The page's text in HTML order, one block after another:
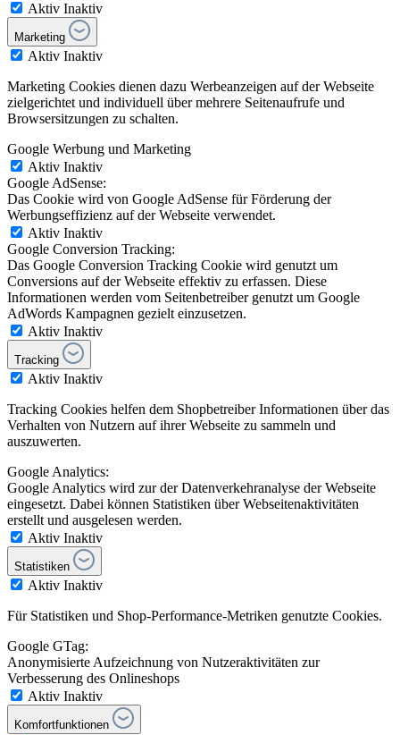
Aktiv Inaktiv
Marketing
Aktiv Inaktiv
Marketing Cookies dienen dazu Werbeanzeigen auf der Webseite
zielgerichtet und individuell über mehrere Seitenaufrufe und
Browsersitzungen zu schalten.
Google Werbung und Marketing
Aktiv Inaktiv
Google AdSense:
Das Cookie wird von Google AdSense für Förderung der
Werbungseffizienz auf der Webseite verwendet.
Aktiv Inaktiv
Google Conversion Tracking:
Das Google Conversion Tracking Cookie wird genutzt um
Conversions auf der Webseite effektiv zu erfassen. Diese
Informationen werden vom Seitenbetreiber genutzt um Google
AdWords Kampagnen gezielt einzusetzen.
Aktiv Inaktiv
Tracking
Aktiv Inaktiv
Tracking Cookies helfen dem Shopbetreiber Informationen über das
Verhalten von Nutzern auf ihrer Webseite zu sammeln und
auszuwerten.
Google Analytics:
Google Analytics wird zur der Datenverkehranalyse der Webseite
eingesetzt. Dabei können Statistiken über Webseitenaktivitäten
erstellt und ausgelesen werden.
Aktiv Inaktiv
Statistiken
Aktiv Inaktiv
Für Statistiken und Shop-Performance-Metriken genutzte Cookies.
Google GTag:
Anonymisierte Aufzeichnung von Nutzeraktivitäten zur
Verbesserung des Onlineshops
Aktiv Inaktiv
Komfortfunktionen